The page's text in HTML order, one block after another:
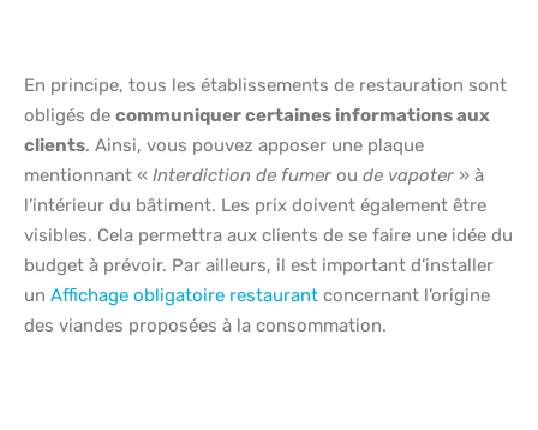
En principe, tous les établissements de restauration sont
obligés de communiquer certaines informations aux
clients. Ainsi, vous pouvez apposer une plaque
mentionnant « Interdiction de fumer ou de vapoter » à
l’intérieur du bâtiment. Les prix doivent également être
visibles. Cela permettra aux clients de se faire une idée du
budget à prévoir. Par ailleurs, il est important d’installer
un Affichage obligatoire restaurant concernant l’origine
des viandes proposées à la consommation.